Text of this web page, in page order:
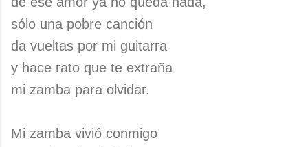
sólo una pobre canción
da vueltas por mi guitarra
y hace rato que te extraña
mi zamba para olvidar.
Mi zamba vivió conmigo